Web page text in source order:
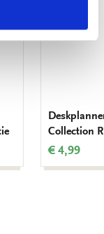
Collection
€ 4,99